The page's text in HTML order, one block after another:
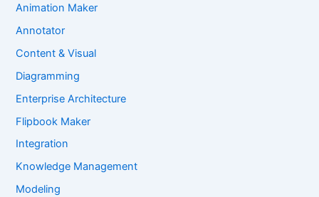
Animation Maker
Annotator
Content & Visual
Diagramming
Enterprise Architecture
Flipbook Maker
Integration
Knowledge Management
Modeling